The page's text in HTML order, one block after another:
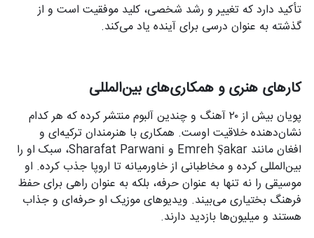
تأکید دارد که تغییر و رشد شخصی، کلید موفقیت است و از
گذشته به عنوان درسی برای آینده یاد می‌کند.
کارهای هنری و همکاری‌های بین‌المللی
پویان بیش از ۲۰ آهنگ و چندین آلبوم منتشر کرده که هر کدام
نشان‌دهنده خلاقیت اوست. همکاری با هنرمندان ترکیه‌ای و
افغان مانند Emreh Şakar و Sharafat Parwani، سبک او را
بین‌المللی کرده و مخاطبانی از خاورمیانه تا اروپا جذب کرده. او
موسیقی را نه تنها به عنوان حرفه، بلکه به عنوان راهی برای حفظ
فرهنگ بختیاری می‌بیند. ویدیوهای موزیک او حرفه‌ای و جذاب
هستند و میلیون‌ها بازدید دارند.